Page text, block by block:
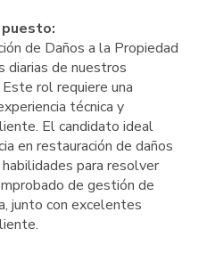
de Daños a la Propiedad
diarias de nuestros
rol requiere una
técnica y
El candidato ideal
en restauración de daños
para resolver
de gestión de
junto con excelentes